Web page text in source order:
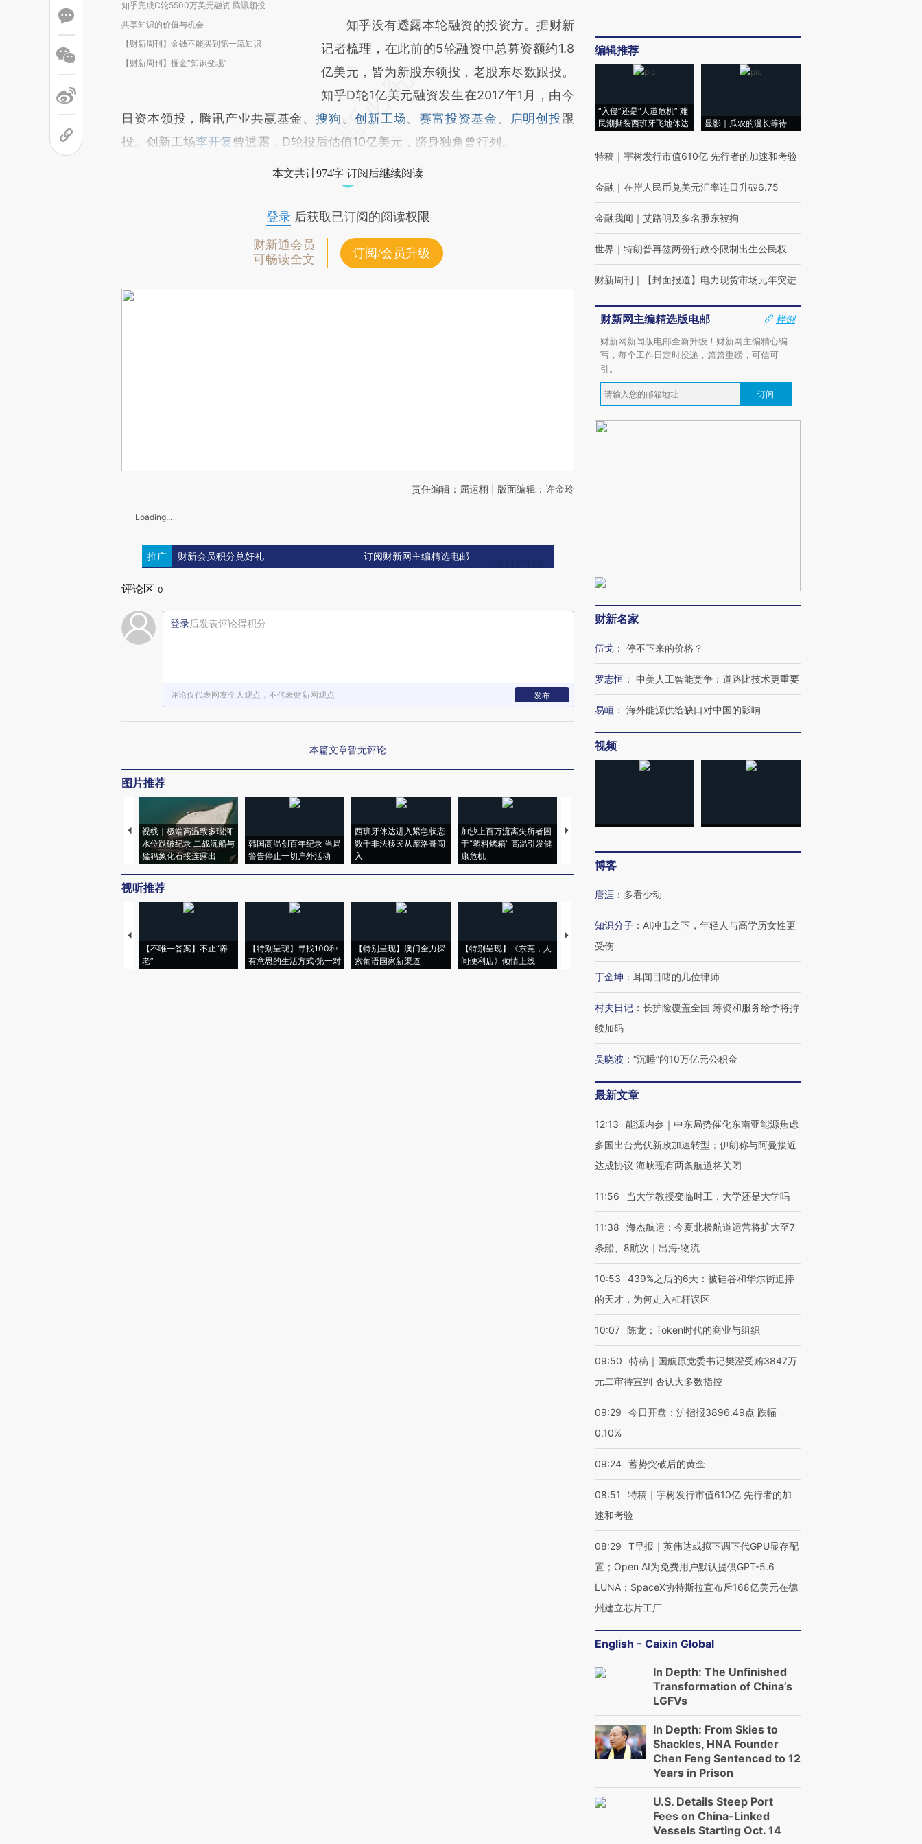
知乎完成C轮5500万美元融资 腾讯领投
共享知识的价值与机会
【财新周刊】金钱不能买到第一流知识
【财新周刊】掘金“知识变现”
知乎没有透露本轮融资的投资方。据财新
记者梳理，在此前的5轮融资中总募资额约1.8
亿美元，皆为新股东领投，老股东尽数跟投。
知乎D轮1亿美元融资发生在2017年1月，由今
日资本领投，腾讯产业共赢基金、搜狗、 创新工场、赛富投资基金、 启明创投跟
投。创新工场李开复曾透露，D轮投后估值10亿美元，跻身独角兽行列。
本文共计974字 订阅后继续阅读
登录后获取已订阅的阅读权限
财新通会员
可畅读全文
订阅/会员升级
责任编辑：屈运栩 | 版面编辑：许金玲
Loading...
推广 财新会员积分兑好礼 订阅财新网主编精选电邮
评论区 0
登录后发表评论得积分
评论仅代表网友个人观点，不代表财新网观点 发布
本篇文章暂无评论
图片推荐
视线｜极端高温致多瑙河
水位跌破纪录 二战沉船与
猛犸象化石接连露出
韩国高温创百年纪录 当局
警告停止一切户外活动
西班牙休达进入紧急状态
数千非法移民从摩洛哥闯
入
加沙上百万流离失所者困
于“塑料烤箱” 高温引发健
康危机
视线｜HYROX的吸金
心“花钱找虐”？
毒品
育部长拱下台
视听推荐
【不唯一答案】不止“养
老”
【特别呈现】寻找100种
有意思的生活方式·第一对
【特别呈现】澳门全力探
索葡语国家新渠道
【特别呈现】《东莞，人
间便利店》倾情上线
【推广】走进第四届链博
会，让数智科技“链”接产
有意思的生活方式·第三对
住三大增长引擎是什么？
编辑推荐
“入侵”还是“人道危机” 难
民潮撕裂西班牙飞地休达
显影｜瓜农的漫长等待
特稿 ｜ 宇树发行市值610亿 先行者的加速和考验
金融 ｜ 在岸人民币兑美元汇率连日升破6.75
金融我闻 ｜ 艾路明及多名股东被拘
世界 ｜ 特朗普再签两份行政令限制出生公民权
财新周刊 ｜ 【封面报道】电力现货市场元年突进
财新网主编精选版电邮
样例
财新网新闻版电邮全新升级！财新网主编精心编
写，每个工作日定时投递，篇篇重磅，可信可
引。
订阅
财新名家
伍戈 ： 停不下来的价格？
罗志恒 ： 中美人工智能竞争：道路比技术更重要
易峘 ： 海外能源供给缺口对中国的影响
视频
博客
唐涯 ： 多看少动
知识分子 ： AI冲击之下，年轻人与高学历女性更
受伤
丁金坤 ： 耳闻目睹的几位律师
村夫日记 ： 长护险覆盖全国 筹资和服务给予将持
续加码
吴晓波 ： “沉睡”的10万亿元公积金
最新文章
12:13
能源内参｜中东局势催化东南亚能源焦虑
多国出台光伏新政加速转型；伊朗称与阿曼接近
达成协议 海峡现有两条航道将关闭
11:56 当大学教授变临时工，大学还是大学吗
11:38
海杰航运：今夏北极航道运营将扩大至7
条船、8航次｜出海·物流
10:53
439%之后的6天：被硅谷和华尔街追捧
的天才，为何走入杠杆误区
10:07 陈龙：Token时代的商业与组织
09:50
特稿｜国航原党委书记樊澄受贿3847万
元二审待宣判 否认大多数指控
09:29
今日开盘：沪指报3896.49点 跌幅
0.10%
09:24 蓄势突破后的黄金
08:51
特稿｜宇树发行市值610亿 先行者的加
速和考验
08:29
T早报｜英伟达或拟下调下代GPU显存配
置；Open AI为免费用户默认提供GPT-5.6
LUNA；SpaceX协特斯拉宣布斥168亿美元在德
州建立芯片工厂
English - Caixin Global
In Depth: The Unfinished
Transformation of China’s
LGFVs
In Depth: From Skies to
Shackles, HNA Founder
Chen Feng Sentenced to 12
Years in Prison
U.S. Details Steep Port
Fees on China-Linked
Vessels Starting Oct. 14